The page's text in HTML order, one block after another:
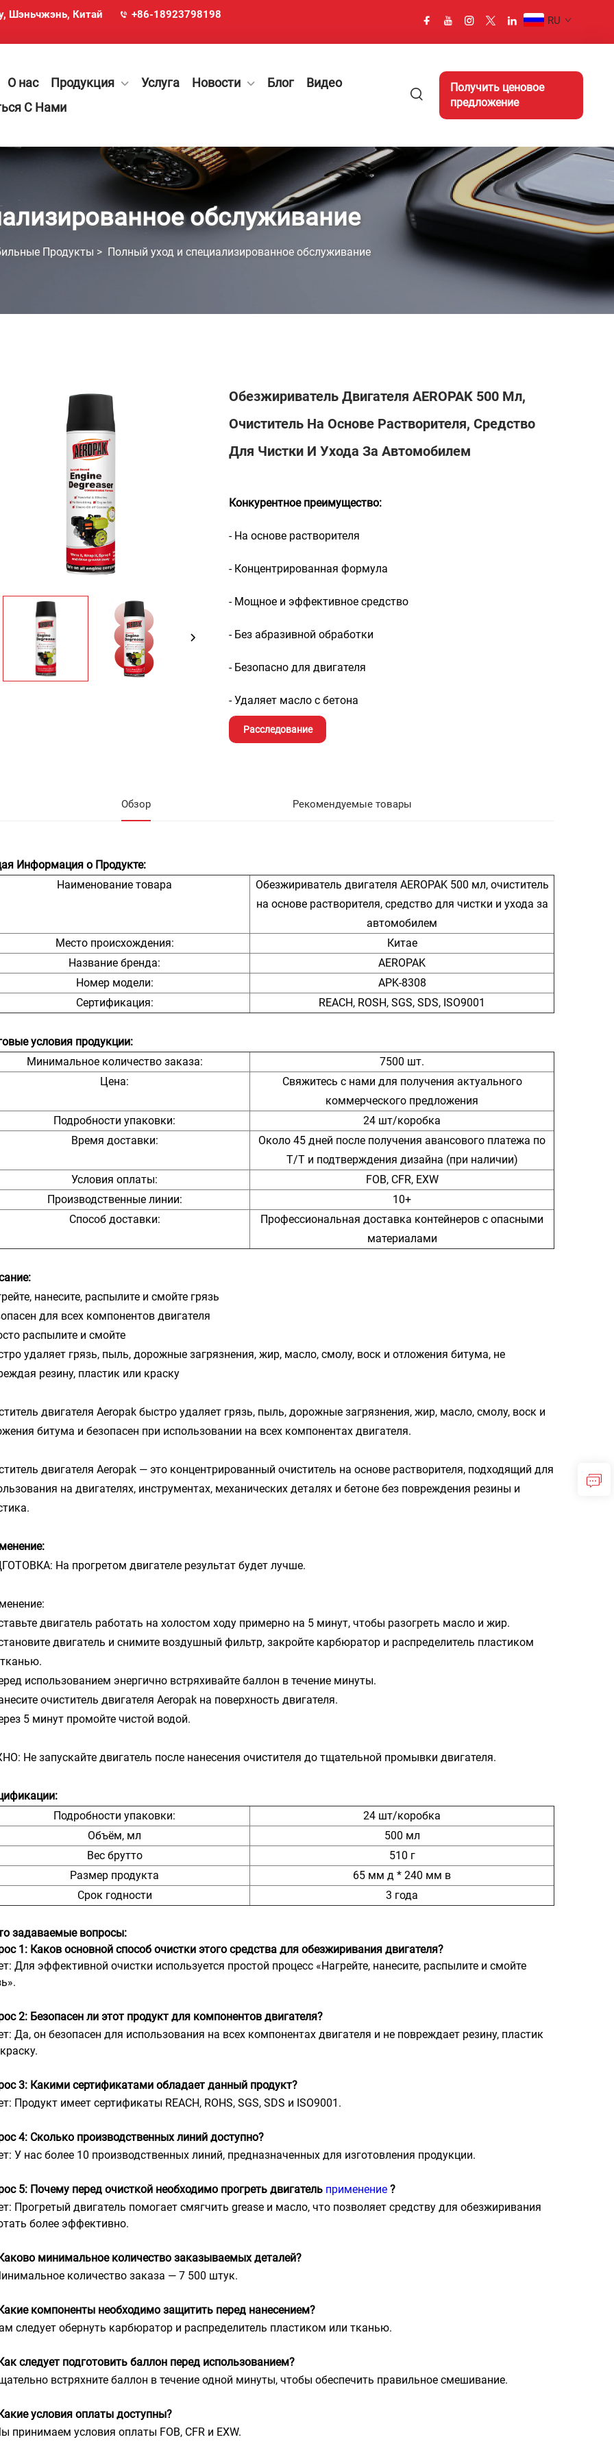
Шэньчжэнь, Китай +86-18923798198 RU
О нас Продукция Услуга Новости Блог
Видео
С Нами
Получить ценовое
предложение
обслуживание
Продукты > Полный уход и специализированное обслуживание
Обезжириватель Двигателя AEROPAK 500 Мл,
Очиститель На Основе Растворителя, Средство
Для Чистки И Ухода За Автомобилем
Конкурентное преимущество:
- На основе растворителя
- Концентрированная формула
- Мощное и эффективное средство
- Без абразивной обработки
- Безопасно для двигателя
- Удаляет масло с бетона
Расследование
Обзор Рекомендуемые товары
Информация о Продукте:
Наименование товара
Обезжириватель двигателя AEROPAK 500 мл, очиститель
на основе растворителя, средство для чистки и ухода за
автомобилем
Место происхождения:
Китае
Название бренда:
AEROPAK
Номер модели:
APK-8308
Сертификация:
REACH, ROSH, SGS, SDS, ISO9001
условия продукции:
Минимальное количество заказа:
7500 шт.
Цена:
Свяжитесь с нами для получения актуального
коммерческого предложения
Подробности упаковки:
24 шт/коробка
Время доставки:
Около 45 дней после получения авансового платежа по
T/T и подтверждения дизайна (при наличии)
Условия оплаты:
FOB, CFR, EXW
Производственные линии:
10+
Способ доставки:
Профессиональная доставка контейнеров с опасными
материалами
нанесите, распылите и смойте грязь
для всех компонентов двигателя
распылите и смойте
удаляет грязь, пыль, дорожные загрязнения, жир, масло, смолу, воск и отложения битума, не
резину, пластик или краску
двигателя Aeropak быстро удаляет грязь, пыль, дорожные загрязнения, жир, масло, смолу, воск и
битума и безопасен при использовании на всех компонентах двигателя.
двигателя Aeropak — это концентрированный очиститель на основе растворителя, подходящий для
на двигателях, инструментах, механических деталях и бетоне без повреждения резины и
На прогретом двигателе результат будет лучше.
двигатель работать на холостом ходу примерно на 5 минут, чтобы разогреть масло и жир.
двигатель и снимите воздушный фильтр, закройте карбюратор и распределитель пластиком
использованием энергично встряхивайте баллон в течение минуты.
очиститель двигателя Aeropak на поверхность двигателя.
5 минут промойте чистой водой.
Не запускайте двигатель после нанесения очистителя до тщательной промывки двигателя.
Подробности упаковки:
24 шт/коробка
Объём, мл
500 мл
Вес брутто
510 г
Размер продукта
65 мм д * 240 мм в
Срок годности
3 года
задаваемые вопросы:
1: Каков основной способ очистки этого средства для обезжиривания двигателя?
Для эффективной очистки используется простой процесс «Нагрейте, нанесите, распылите и смойте
2: Безопасен ли этот продукт для компонентов двигателя?
Да, он безопасен для использования на всех компонентах двигателя и не повреждает резину, пластик
3: Какими сертификатами обладает данный продукт?
Продукт имеет сертификаты REACH, ROHS, SGS, SDS и ISO9001.
4: Сколько производственных линий доступно?
У нас более 10 производственных линий, предназначенных для изготовления продукции.
5: Почему перед очисткой необходимо прогреть двигатель применение ?
Прогретый двигатель помогает смягчить grease и масло, что позволяет средству для обезжиривания
более эффективно.
минимальное количество заказываемых деталей?
количество заказа — 7 500 штук.
компоненты необходимо защитить перед нанесением?
следует обернуть карбюратор и распределитель пластиком или тканью.
следует подготовить баллон перед использованием?
встряхните баллон в течение одной минуты, чтобы обеспечить правильное смешивание.
условия оплаты доступны?
принимаем условия оплаты FOB, CFR и EXW.